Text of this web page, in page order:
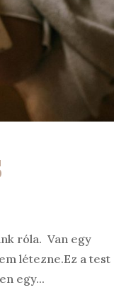
róla. Van egy
létezne.Ez a test
egy...